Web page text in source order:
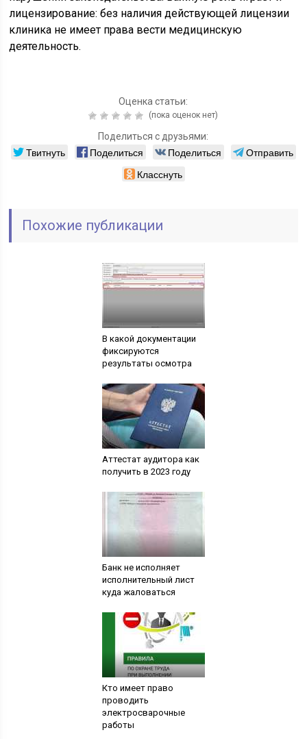
лицензирование: без наличия действующей лицензии
клиника не имеет права вести медицинскую
деятельность.
Оценка статьи:
(пока оценок нет)
Поделиться с друзьями:
Твитнуть Поделиться Поделиться
Отправить
Класснуть
Похожие публикации
В какой документации
фиксируются
результаты осмотра
Аттестат аудитора как
получить в 2023 году
Банк не исполняет
исполнительный лист
куда жаловаться
Кто имеет право
проводить
электросварочные
работы